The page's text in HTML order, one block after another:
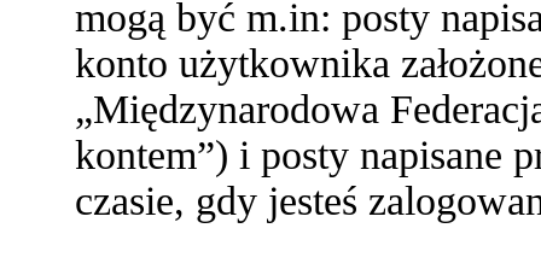
mogą być m.in: posty
konto użytkownika
„Międzynarodowa
kontem”) i posty napisane
czasie, gdy jesteś